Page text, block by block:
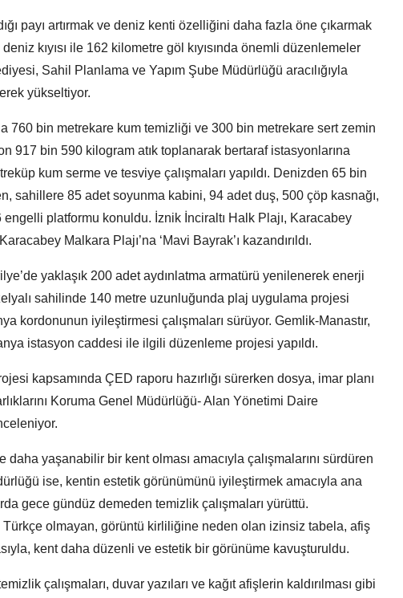
payı artırmak ve deniz kenti özelliğini daha fazla öne çıkarmak
kıyısı ile 162 kilometre göl kıyısında önemli düzenlemeler
Sahil Planlama ve Yapım Şube Müdürlüğü aracılığıyla
yükseltiyor.
760 bin metrekare kum temizliği ve 300 bin metrekare sert zemin
917 bin 590 kilogram atık toplanarak bertaraf istasyonlarına
kum serme ve tesviye çalışmaları yapıldı. Denizden 65 bin
sahillere 85 adet soyunma kabini, 94 adet duş, 500 çöp kasnağı,
platformu konuldu. İznik İnciraltı Halk Plajı, Karacabey
Malkara Plajı’na ‘Mavi Bayrak’ı kazandırıldı.
yaklaşık 200 adet aydınlatma armatürü yenilenerek enerji
sahilinde 140 metre uzunluğunda plaj uygulama projesi
kordonunun iyileştirmesi çalışmaları sürüyor. Gemlik-Manastır,
istasyon caddesi ile ilgili düzenleme projesi yapıldı.
kapsamında ÇED raporu hazırlığı sürerken dosya, imar planı
Koruma Genel Müdürlüğü- Alan Yönetimi Daire
daha yaşanabilir bir kent olması amacıyla çalışmalarını sürdüren
ise, kentin estetik görünümünü iyileştirmek amacıyla ana
gece gündüz demeden temizlik çalışmaları yürüttü.
olmayan, görüntü kirliliğine neden olan izinsiz tabela, afiş
kent daha düzenli ve estetik bir görünüme kavuşturuldu.
çalışmaları, duvar yazıları ve kağıt afişlerin kaldırılması gibi